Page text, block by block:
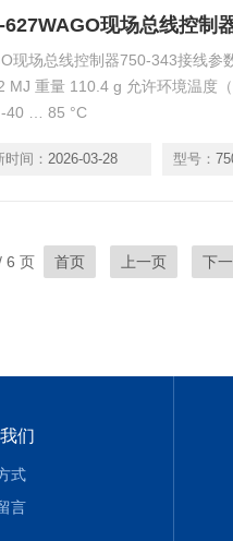
627WAGO现场总线控制
现场总线控制器750-343接线参
MJ 重量 110.4 g 允许环境温度
40 … 85 °C
时间： 2026-03-28 型号：
6 页 首页 上一页 下
们
式
言